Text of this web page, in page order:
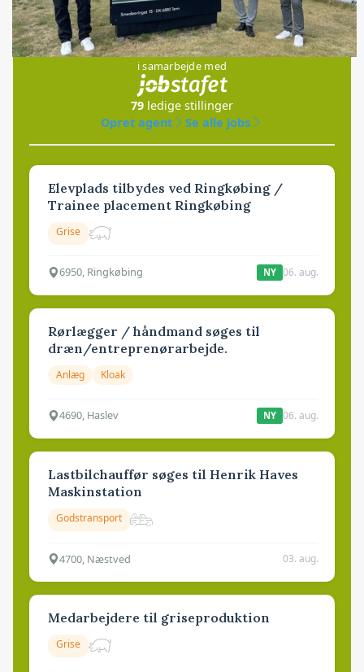
Jobs
i samarbejde med
79 ledige stillinger
Opret agent
Se alle jobs
Elevplads tilbydes ved Ringkøbing /
Trainee placement Ringkøbing
Grise
6950, Ringkøbing NY 06. aug.
Rørlægger / håndmand søges til
dræn/entreprenørarbejde.
Anlæg Kloak
4690, Haslev NY 06. aug.
Lastbilchauffør søges til Henrik Haves
Maskinstation
Godstransport
4700, Næstved 03. aug.
Medarbejdere til griseproduktion
Grise